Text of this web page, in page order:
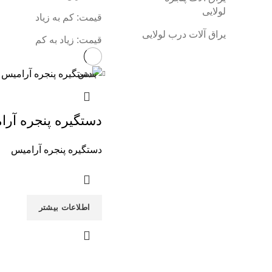
لولایی
یراق آلات درب لولایی
قیمت: کم به زیاد
قیمت: زیاد به کم
بستن
دستگیره پنجره
دستگیره پنجره آرامیس
اطلاعات بیشتر